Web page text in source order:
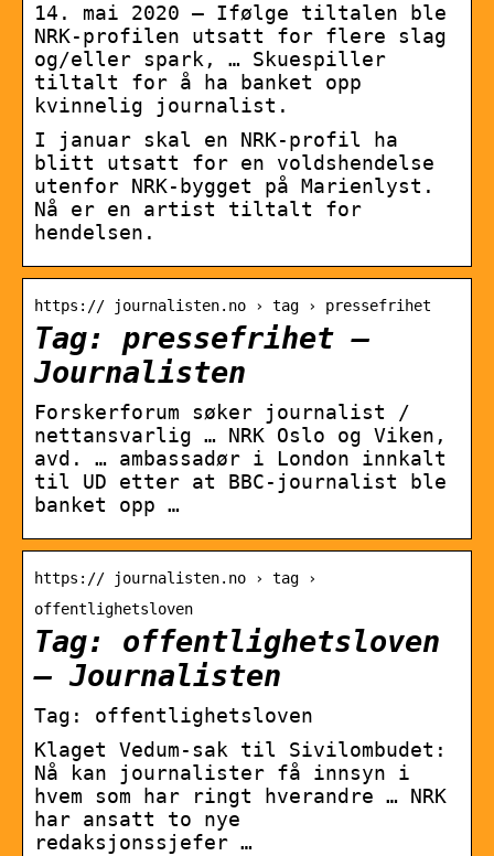
14. mai 2020 — Ifølge tiltalen ble
NRK-profilen utsatt for flere slag
og/eller spark, … Skuespiller
tiltalt for å ha banket opp
kvinnelig journalist.
I januar skal en NRK-profil ha
blitt utsatt for en voldshendelse
utenfor NRK-bygget på Marienlyst.
Nå er en artist tiltalt for
hendelsen.
https:// journalisten.no › tag › pressefrihet
Tag: pressefrihet –
Journalisten
Forskerforum søker journalist /
nettansvarlig … NRK Oslo og Viken,
avd. … ambassadør i London innkalt
til UD etter at BBC-journalist ble
banket opp …
https:// journalisten.no › tag ›
offentlighetsloven
Tag: offentlighetsloven
– Journalisten
Tag: offentlighetsloven
Klaget Vedum-sak til Sivilombudet:
Nå kan journalister få innsyn i
hvem som har ringt hverandre … NRK
har ansatt to nye
redaksjonssjefer …